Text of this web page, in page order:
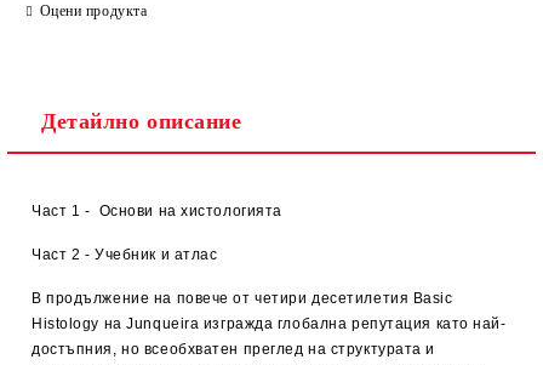
Оцени продукта
Детайлно описание
Част 1 - Основи на хистологията
Част 2 - Учебник и атлас
В продължение на повече от четири десетилетия Basic
Histology на Junqueira изгражда глобална репутация като най-
достъпния, но всеобхватен преглед на структурата и